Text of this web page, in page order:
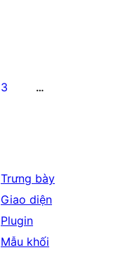
3 …
Trưng bày
Giao diện
Plugin
Mẫu khối